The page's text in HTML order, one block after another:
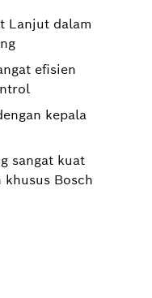
Lanjut dalam
efisien
kepala
sangat kuat
khusus Bosch